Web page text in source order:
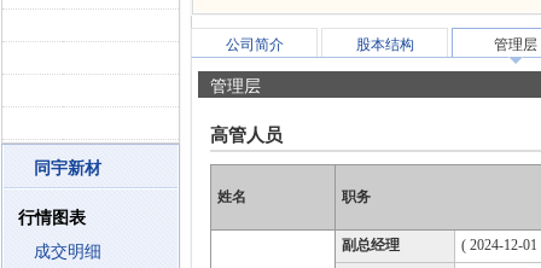
同宇新材
行情图表
成交明细
公司简介 股本结构 管理层
管理层
高管人员
姓名 职务
副总经理
( 2024-12-